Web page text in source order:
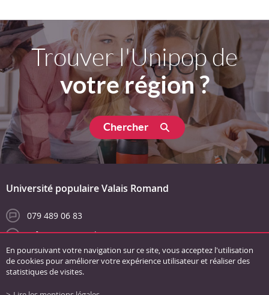
Trouver l'Unipop de
votre région ?
Chercher
Université populaire Valais Romand
079 489 06 83
info@unipopvs.ch
En poursuivant votre navigation sur ce site, vous acceptez l'utilisation
de cookies pour améliorer votre expérience utilisateur et réaliser des
statistiques de visites.